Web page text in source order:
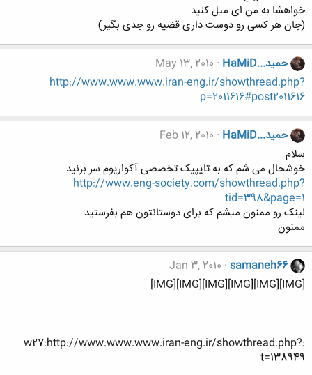
خواهشا به من ای میل کنید
(جان هر کسی رو دوست داری قضیه رو جدی بگیر)
حمید...HaMiD
May 13, 2010
http://www.www.www.iran-eng.ir/showthread.php?
p=2011616#post2011616
حمید...HaMiD
Feb 12, 2010
سلام
خوشحال می شم که به تایپیک تخصصی آکواریوم سر بزنید
http://www.eng-society.com/showthread.php?
tid=398&page=1
لینک رو ممنون میشم که برای دوستانتون هم بفرستید
ممنون
samaneh66
Jan 3, 2010
[IMG][IMG][IMG][IMG][IMG][IMG]
:w27:http://www.www.www.iran-eng.ir/showthread.php?
t=138949